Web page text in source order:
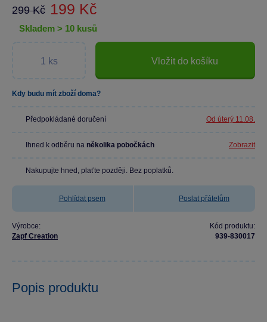
299 Kč 199 Kč
skladem > 10 kusů
Vložit do košíku
Kdy budu mít zboží doma?
Předpokládané doručení Od úterý 11.08.
Ihned k odběru na několika pobočkách Zobrazit
Nakupujte hned, plaťte později. Bez poplatků.
Pohlídat psem Poslat přátelům
Výrobce:
Zapf Creation
Kód produktu:
939-830017
Popis produktu